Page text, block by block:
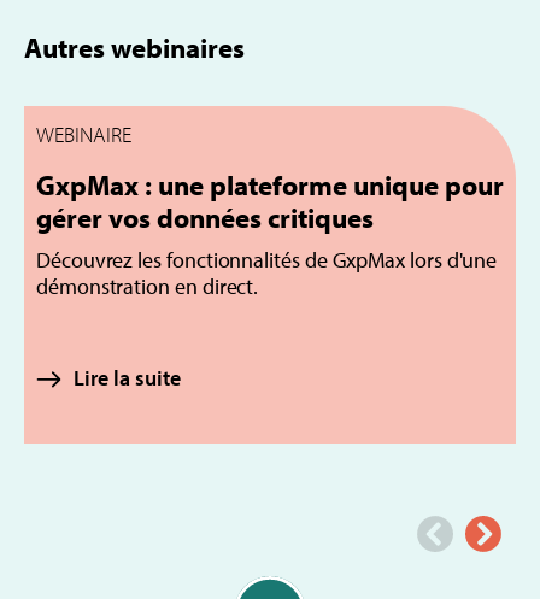
Autres webinaires
WEBINAIRE
GxpMax : une plateforme unique pour
gérer vos données critiques
Découvrez les fonctionnalités de GxpMax lors d'une
démonstration en direct.
Lire la suite